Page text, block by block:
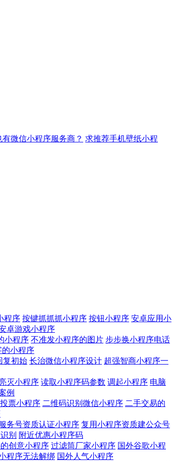
有微信小程序服务商？ 求推荐手机壁纸小程
程序 按键抓抓抓小程序 按钮小程序 安卓应用小
卓游戏小程序
小程序 不准发小程序的图片 步步换小程序电话
的小程序
复初始 长治微信小程序设计 超强智商小程序一
灭小程序 读取小程序码参数 调起小程序 电脑
例
票小程序 二维码识别微信小程序 二手交易的
务号资质认证小程序 复用小程序资质建公众号
别 附近优惠小程序码
创意小程序 过滤筒厂家小程序 国外谷歌小程
程序无法解绑 国外人气小程序